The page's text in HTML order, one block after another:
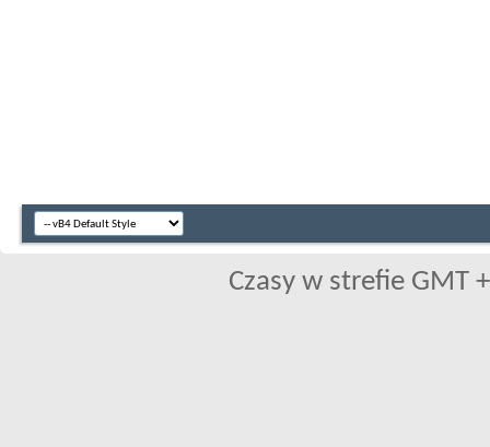
Czasy w strefie GMT